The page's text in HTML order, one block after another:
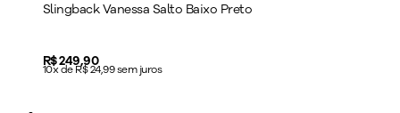
Slingback Vanessa Salto Baixo Preto
Price:
R$ 249,90
10x de R$ 24,99 sem juros